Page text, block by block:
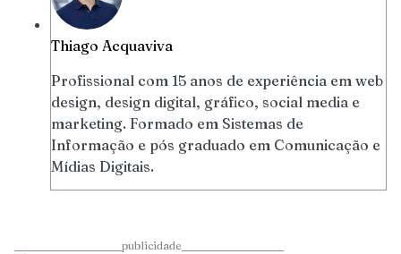
Thiago Acquaviva
Profissional com 15 anos de experiência em web
design, design digital, gráfico, social media e
marketing. Formado em Sistemas de
Informação e pós graduado em Comunicação e
Mídias Digitais.
____________________publicidade___________________